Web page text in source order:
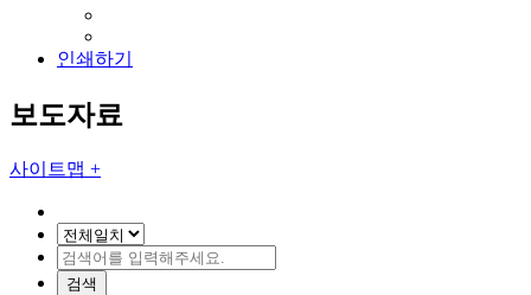
인쇄하기
보도자료
사이트맵 +
검색